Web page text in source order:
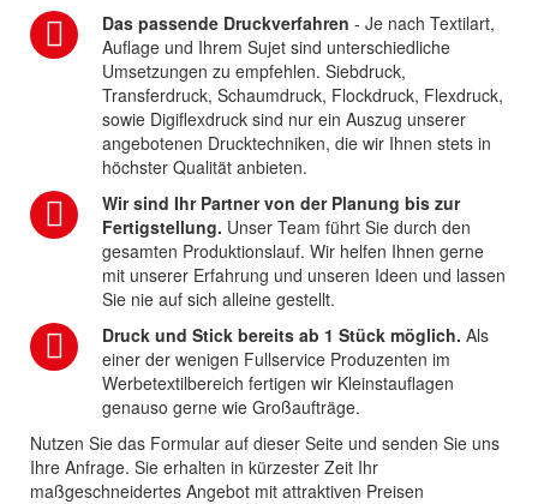
Das passende Druckverfahren - Je nach Textilart,
Auflage und Ihrem Sujet sind unterschiedliche
Umsetzungen zu empfehlen. Siebdruck,
Transferdruck, Schaumdruck, Flockdruck, Flexdruck,
sowie Digiflexdruck sind nur ein Auszug unserer
angebotenen Drucktechniken, die wir Ihnen stets in
höchster Qualität anbieten.
Wir sind Ihr Partner von der Planung bis zur
Fertigstellung. Unser Team führt Sie durch den
gesamten Produktionslauf. Wir helfen Ihnen gerne
mit unserer Erfahrung und unseren Ideen und lassen
Sie nie auf sich alleine gestellt.
Druck und Stick bereits ab 1 Stück möglich. Als
einer der wenigen Fullservice Produzenten im
Werbetextilbereich fertigen wir Kleinstauflagen
genauso gerne wie Großaufträge.
Nutzen Sie das Formular auf dieser Seite und senden Sie uns
Ihre Anfrage. Sie erhalten in kürzester Zeit Ihr
maßgeschneidertes Angebot mit attraktiven Preisen